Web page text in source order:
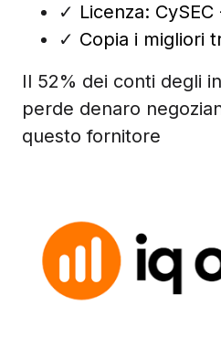
✓ Licenza:
✓ Copia i migliori
Il 52% dei conti degli
perde denaro
questo fornitore